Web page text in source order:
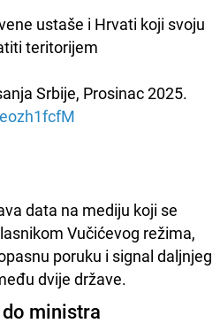
ustaše i Hrvati koji svoju
teritorijem
Srbije, Prosinac 2025.
data na mediju koji se
Vučićevog režima,
poruku i signal daljnjeg
dvije države.
ministra